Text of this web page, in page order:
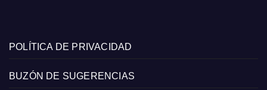
POLÍTICA DE PRIVACIDAD
BUZÓN DE SUGERENCIAS